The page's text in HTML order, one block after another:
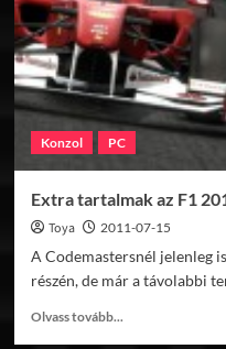
Konzol PC
Extra tartalmak az F1
Toya 2011-07-15
A Codemastersnél jelenleg
részén, de már a távolabbi
Olvass tovább...